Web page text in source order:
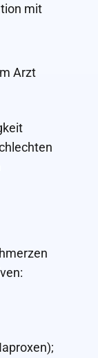
mit
Arzt